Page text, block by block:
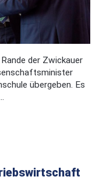
der Zwickauer
übergeben. Es